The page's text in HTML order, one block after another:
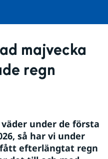
majvecka
regn
under de första
så har vi under
efterlängtat regn